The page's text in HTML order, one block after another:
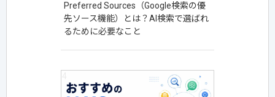
Preferred Sources（Google検索の優
先ソース機能）とは？AI検索で選ばれ
るために必要なこと